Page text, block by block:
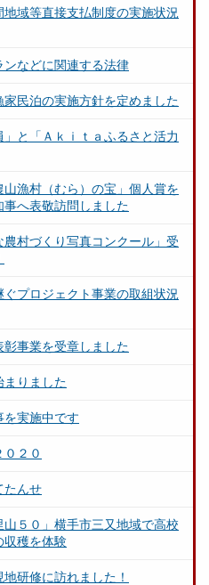
域等直接支払制度の実施状況
などに関連する法律
民泊の実施方針を定めました
」と「Ａｋｉｔａふるさと活力
山漁村（むら）の宝」個人賞を
へ表敬訪問しました
村づくり写真コンクール」受
プロジェクト事業の取組状況
事業を受章しました
まりました
を実施中です
２０
たんせ
山５０」横手市三又地域で高校
収穫を体験
研修に訪れました！